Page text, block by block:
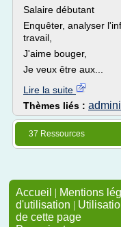
Salaire débutant
Enquêter, analyser
travail,
J'aime bouger,
Je veux être aux...
Lire la suite
Thèmes liés :
37 Ressources
Accueil | Mentions
d'utilisation |
de cette page